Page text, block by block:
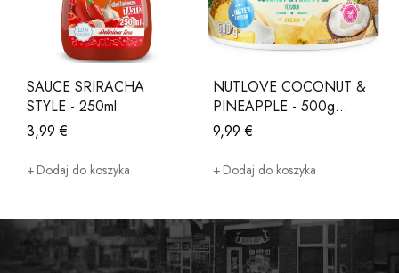
SAUCE SRIRACHA
STYLE - 250ml
3,99€
Dodaj do koszyka
NUTLOVE COCONUT &
PINEAPPLE - 500g
LIMITED EDITION
9,99€
Dodaj do koszyka